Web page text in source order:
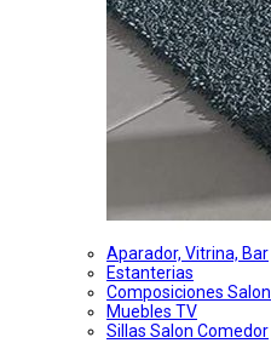
Aparador, Vitrina, Bar
Estanterias
Composiciones Salon
Muebles TV
Sillas Salon Comedor